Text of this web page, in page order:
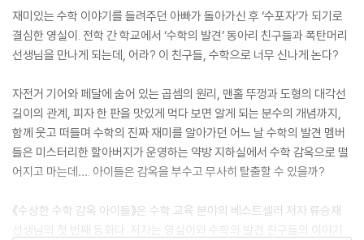
재미있는 수학 이야기를 들려주던 아빠가 돌아가신 후 ‘수포자’가 되기로
결심한 영실이. 전학 간 학교에서 ‘수학의 발견’ 동아리 친구들과 폭탄머리
선생님을 만나게 되는데, 어라? 이 친구들, 수학으로 너무 신나게 논다?
자전거 기어와 페달에 숨어 있는 곱셈의 원리, 맨홀 뚜껑과 도형의 대각선
길이의 관계, 피자 한 판을 맛있게 먹다 보면 알게 되는 분수의 개념까지,
함께 웃고 떠들며 수학의 진짜 재미를 알아가던 어느 날 수학의 발견 멤버
들은 미스터리한 할아버지가 운영하는 약방 지하실에서 수학 감옥으로 떨
어지고 마는데…. 아이들은 감옥을 부수고 무사히 탈출할 수 있을까?
《수상한 수학 감옥 아이들》은 수학 교육 분야의 베스트셀러 저자 류승재
선생님의 첫 번째 동화다. 저자는 영실이와 수학의 발견 친구들의 이야기